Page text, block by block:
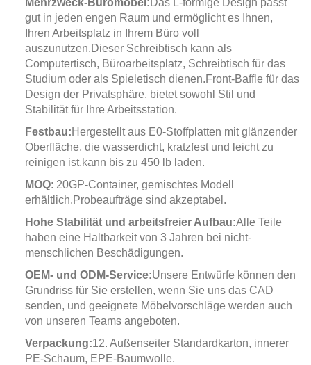
Mehrzweck-Büromöbel:Das L-förmige Design passt
gut in jeden engen Raum und ermöglicht es Ihnen,
Ihren Arbeitsplatz in Ihrem Büro voll
auszunutzen.Dieser Schreibtisch kann als
Computertisch, Büroarbeitsplatz, Schreibtisch für das
Studium oder als Spieletisch dienen.Front-Baffle für das
Design der Privatsphäre, bietet sowohl Stil und
Stabilität für Ihre Arbeitsstation.
Festbau:Hergestellt aus E0-Stoffplatten mit glänzender
Oberfläche, die wasserdicht, kratzfest und leicht zu
reinigen ist.kann bis zu 450 lb laden.
MOQ: 20GP-Container, gemischtes Modell
erhältlich.Probeaufträge sind akzeptabel.
Hohe Stabilität und arbeitsfreier Aufbau:Alle Teile
haben eine Haltbarkeit von 3 Jahren bei nicht-
menschlichen Beschädigungen.
OEM- und ODM-Service:Unsere Entwürfe können den
Grundriss für Sie erstellen, wenn Sie uns das CAD
senden, und geeignete Möbelvorschläge werden auch
von unseren Teams angeboten.
Verpackung:12. Außenseiter Standardkarton, innerer
PE-Schaum, EPE-Baumwolle.